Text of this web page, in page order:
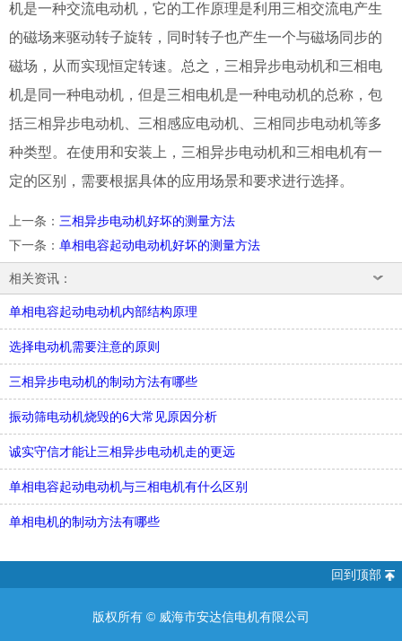
机是一种交流电动机，它的工作原理是利用三相交流电产生
的磁场来驱动转子旋转，同时转子也产生一个与磁场同步的
磁场，从而实现恒定转速。总之，三相异步电动机和三相电
机是同一种电动机，但是三相电机是一种电动机的总称，包
括三相异步电动机、三相感应电动机、三相同步电动机等多
种类型。在使用和安装上，三相异步电动机和三相电机有一
定的区别，需要根据具体的应用场景和要求进行选择。
上一条 ： 三相异步电动机好坏的测量方法
下一条 ： 单相电容起动电动机好坏的测量方法
相关资讯：
单相电容起动电动机内部结构原理
选择电动机需要注意的原则
三相异步电动机的制动方法有哪些
振动筛电动机烧毁的6大常见原因分析
诚实守信才能让三相异步电动机走的更远
单相电容起动电动机与三相电机有什么区别
单相电机的制动方法有哪些
回到顶部
版权所有 © 威海市安达信电机有限公司